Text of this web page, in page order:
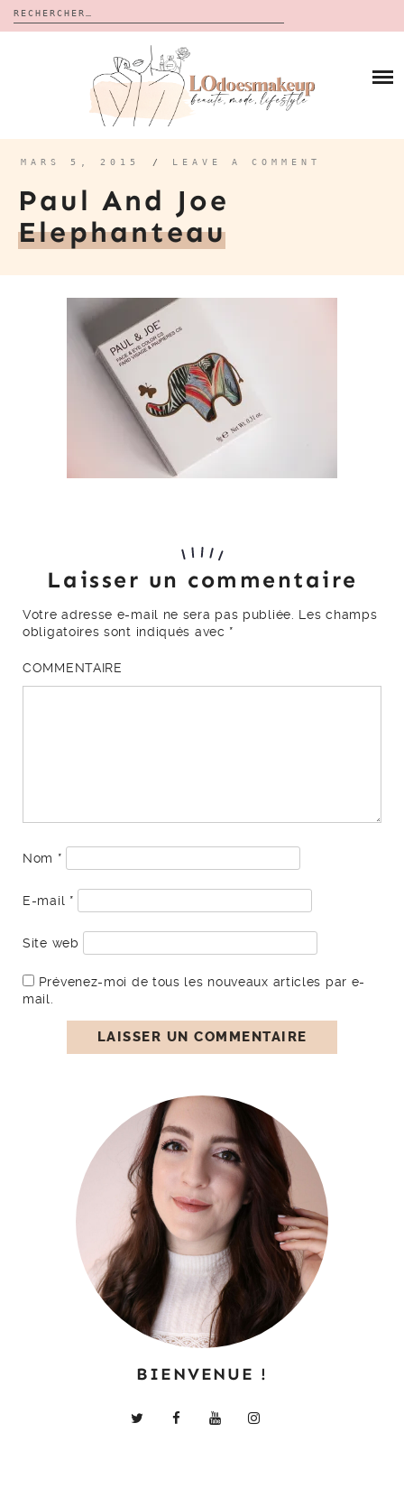
Rechercher :
CALENDRIERS DE L’AVENT
BON PLAN
À PROPOS
CONTACT
MARS 5, 2015 / LEAVE A COMMENT
Paul And Joe
Elephanteau
Laisser un commentaire
Votre adresse e-mail ne sera pas publiée.
Les champs
obligatoires sont indiqués avec *
COMMENTAIRE
Nom *
E-mail *
Site web
Prévenez-moi de tous les nouveaux articles par e-
mail.
BIENVENUE !